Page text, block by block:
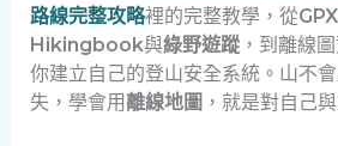
路線完整攻略裡的完整教學，從GPX
Hikingbook與綠野遊蹤，到離線
你建立自己的登山安全系統。山不
失，學會用離線地圖 ，就是對自己